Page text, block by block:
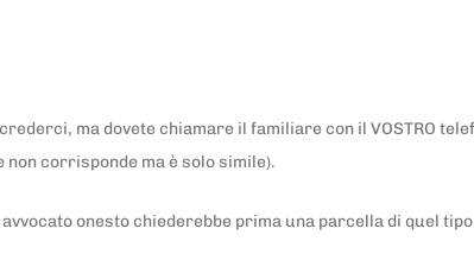
ma dovete chiamare il familiare con il VOSTRO
corrisponde ma è solo simile).
onesto chiederebbe prima una parcella di quel tipo.